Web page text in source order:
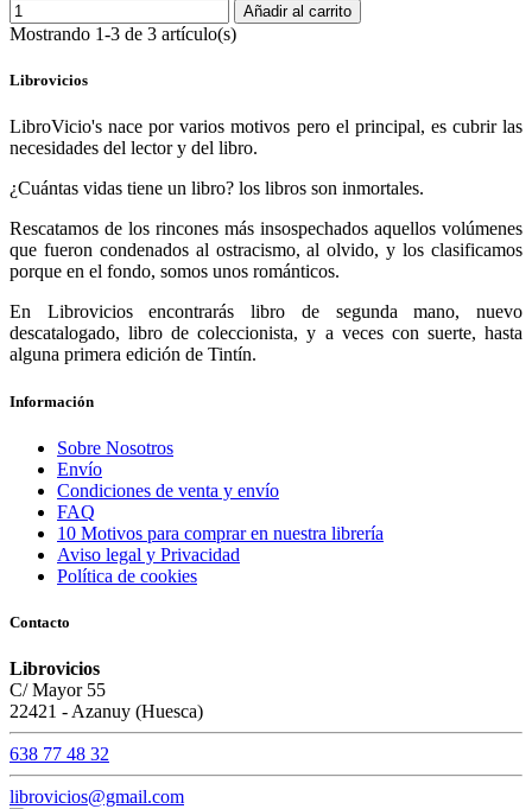
Añadir al carrito
Mostrando 1-3 de 3 artículo(s)
Librovicios
LibroVicio's nace por varios motivos pero el principal, es cubrir las
necesidades del lector y del libro.
¿Cuántas vidas tiene un libro? los libros son inmortales.
Rescatamos de los rincones más insospechados aquellos volúmenes
que fueron condenados al ostracismo, al olvido, y los clasificamos
porque en el fondo, somos unos románticos.
En Librovicios encontrarás libro de segunda mano, nuevo
descatalogado, libro de coleccionista, y a veces con suerte, hasta
alguna primera edición de Tintín.
Información
Sobre Nosotros
Envío
Condiciones de venta y envío
FAQ
10 Motivos para comprar en nuestra librería
Aviso legal y Privacidad
Política de cookies
Contacto
Librovicios
C/ Mayor 55
22421 - Azanuy (Huesca)
638 77 48 32
librovicios@gmail.com